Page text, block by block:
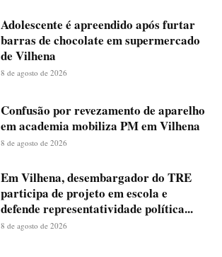
Adolescente é apreendido após furtar
barras de chocolate em supermercado
de Vilhena
8 de agosto de 2026
Confusão por revezamento de aparelho
em academia mobiliza PM em Vilhena
8 de agosto de 2026
Em Vilhena, desembargador do TRE
participa de projeto em escola e
defende representatividade política...
8 de agosto de 2026